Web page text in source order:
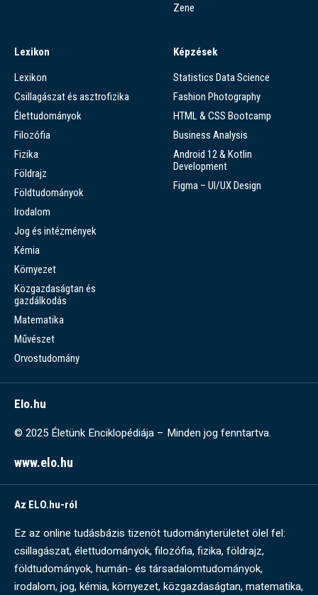
Zene
Lexikon
Lexikon
Csillagászat és asztrofizika
Élettudományok
Filozófia
Fizika
Földrajz
Földtudományok
Irodalom
Jog és intézmények
Kémia
Környezet
Közgazdaságtan és
gazdálkodás
Matematika
Művészet
Orvostudomány
Képzések
Statistics Data Science
Fashion Photography
HTML & CSS Bootcamp
Business Analysis
Android 12 & Kotlin
Development
Figma – UI/UX Design
Elo.hu
© 2025 Életünk Enciklopédiája – Minden jog fenntartva.
www.elo.hu
Az ELO.hu-ról
Ez az online tudásbázis tizenöt tudományterületet ölel fel:
csillagászat, élettudományok, filozófia, fizika, földrajz,
földtudományok, humán- és társadalomtudományok,
irodalom, jog, kémia, környezet, közgazdaságtan, matematika,